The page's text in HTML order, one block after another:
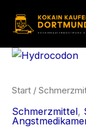
Inhalt
Start /
Schmerzmittel,